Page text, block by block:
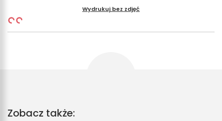
Wydrukuj bez zdjęć
Zobacz także: